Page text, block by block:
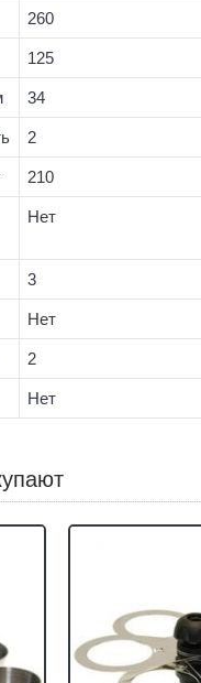
260
125
34
2
210
Нет
3
Нет
2
Нет